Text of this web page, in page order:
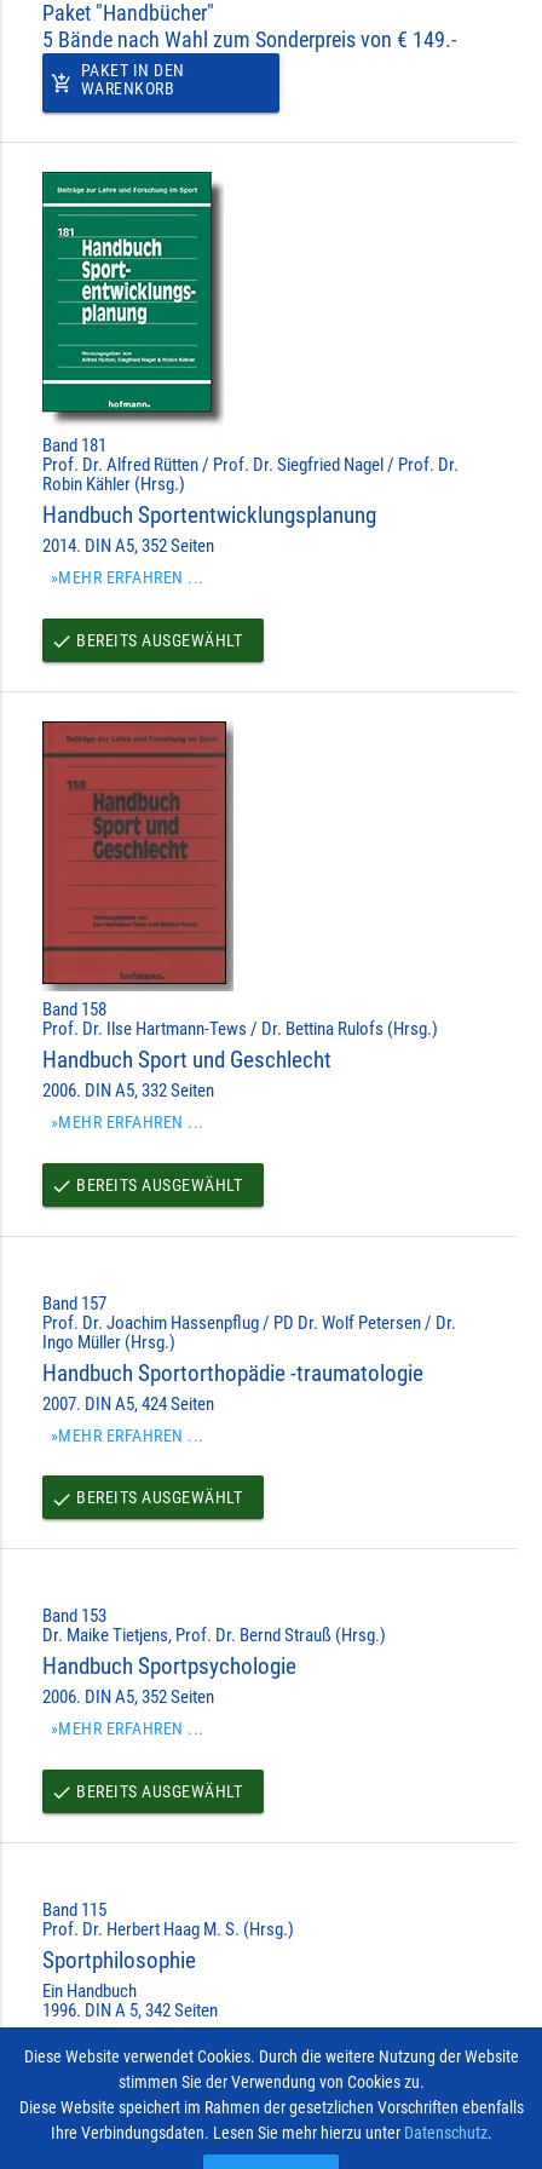
Paket "Handbücher"
5 Bände nach Wahl zum Sonderpreis von € 149.-
add_shopping_cart
PAKET IN DEN
WARENKORB
Band 181
Prof. Dr. Alfred Rütten / Prof. Dr. Siegfried Nagel / Prof. Dr.
Robin Kähler (Hrsg.)
Handbuch Sportentwicklungsplanung
2014. DIN A5, 352 Seiten
»MEHR ERFAHREN ...
done BEREITS AUSGEWÄHLT
Band 158
Prof. Dr. Ilse Hartmann-Tews / Dr. Bettina Rulofs (Hrsg.)
Handbuch Sport und Geschlecht
2006. DIN A5, 332 Seiten
»MEHR ERFAHREN ...
done BEREITS AUSGEWÄHLT
Band 157
Prof. Dr. Joachim Hassenpflug / PD Dr. Wolf Petersen / Dr.
Ingo Müller (Hrsg.)
Handbuch Sportorthopädie -traumatologie
2007. DIN A5, 424 Seiten
»MEHR ERFAHREN ...
done BEREITS AUSGEWÄHLT
Band 153
Dr. Maike Tietjens, Prof. Dr. Bernd Strauß (Hrsg.)
Handbuch Sportpsychologie
2006. DIN A5, 352 Seiten
»MEHR ERFAHREN ...
done BEREITS AUSGEWÄHLT
Band 115
Prof. Dr. Herbert Haag M. S. (Hrsg.)
Sportphilosophie
Ein Handbuch
1996. DIN A 5, 342 Seiten
doneBEREITS AUSGEWÄHLT
Diese Website verwendet Cookies. Durch die weitere Nutzung der Website
stimmen Sie der Verwendung von Cookies zu.
Diese Website speichert im Rahmen der gesetzlichen Vorschriften ebenfalls
Ihre Verbindungsdaten. Lesen Sie mehr hierzu unter Datenschutz.